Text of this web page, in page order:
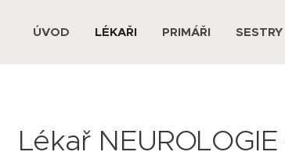
ÚVOD LÉKAŘI PRIMÁŘI SESTRY
Lékař